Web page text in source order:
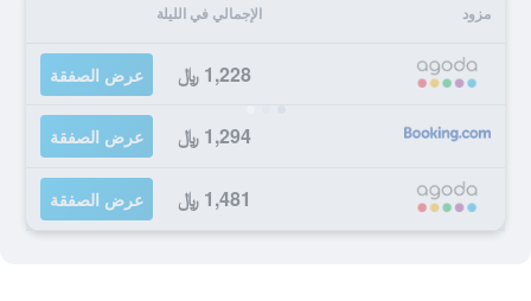
مزود الإجمالي في الليلة
1,228 ﷼ عرض الصفقة
1,294 ﷼ عرض الصفقة
1,481 ﷼ عرض الصفقة